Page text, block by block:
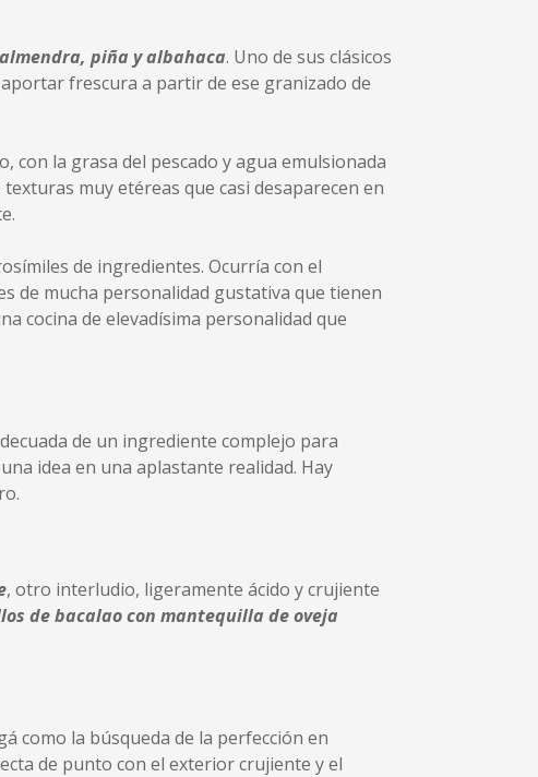
piña y albahaca. Uno de sus clásicos
frescura a partir de ese granizado de
con la grasa del pescado y agua emulsionada
muy etéreas que casi desaparecen en
de ingredientes. Ocurría con el
de mucha personalidad gustativa que tienen
cocina de elevadísima personalidad que
de un ingrediente complejo para
idea en una aplastante realidad. Hay
, otro interludio, ligeramente ácido y crujiente
de bacalao con mantequilla de oveja
como la búsqueda de la perfección en
de punto con el exterior crujiente y el